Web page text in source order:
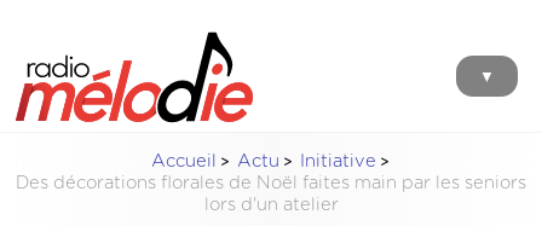
▼
Accueil Actu
Initiative
Des décorations florales de Noël faites main par les seniors
lors d'un atelier